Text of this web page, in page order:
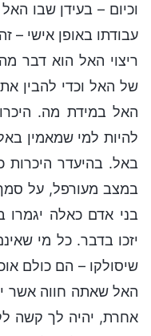
וכיום – בעידן שבו
עבודתו באופן אישי –
ריצוי האל הוא דבר
של האל וכדי להבין
האל במידת מה.
להיות למי שמאמין
באל. בהיעדר היכרות
במצב מעורפל, על סמך
בני אדם כאלה
יזכו בדבר. כל מי
שיסולקו – הם כולם
האל שאתה חווה אשר
אחרת, יהיה לך קשה